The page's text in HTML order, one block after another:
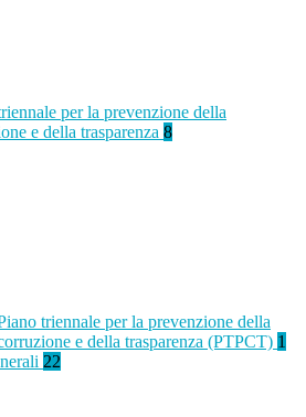
per la prevenzione della
e della trasparenza 8
triennale per la prevenzione della
e della trasparenza (PTPCT) 1
22